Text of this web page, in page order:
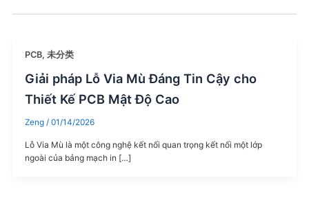
PCB, 未分类
Giải pháp Lỗ Via Mù Đáng Tin Cậy cho
Thiết Kế PCB Mật Độ Cao
Zeng / 01/14/2026
Lỗ Via Mù là một công nghệ kết nối quan trọng kết nối một lớp
ngoài của bảng mạch in […]